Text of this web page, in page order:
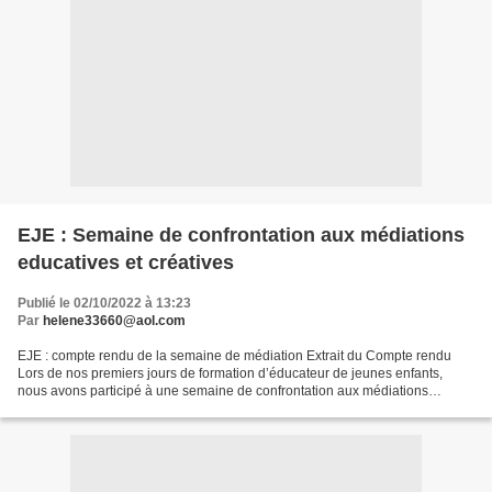
EJE : Semaine de confrontation aux médiations
educatives et créatives
Publié le 02/10/2022 à 13:23
Par helene33660@aol.com
EJE : compte rendu de la semaine de médiation Extrait du Compte rendu
Lors de nos premiers jours de formation d’éducateur de jeunes enfants,
nous avons participé à une semaine de confrontation aux médiations